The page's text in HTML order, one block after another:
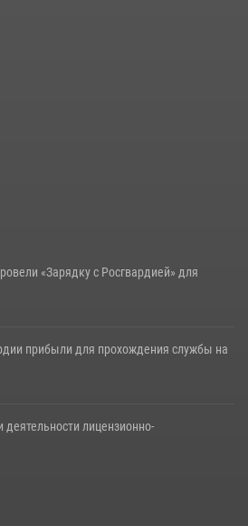
подполья (видео)
«Зарядку с Росгвардией» для
прибыли для прохождения службы на
лицензионно-